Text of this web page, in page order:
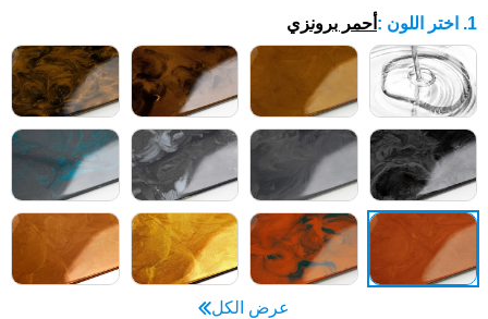
1. اختر اللون : أحمر برونزي
عرض الكل